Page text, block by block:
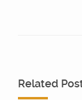
Related